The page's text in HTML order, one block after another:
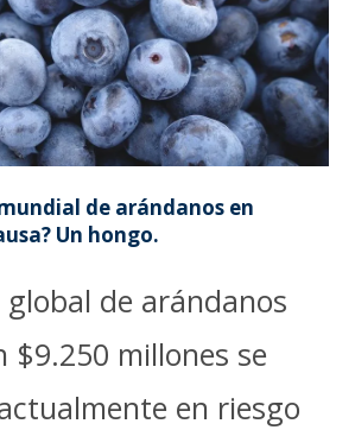
de arándanos en
Un hongo.
global de arándanos
$9.250 millones se
en riesgo